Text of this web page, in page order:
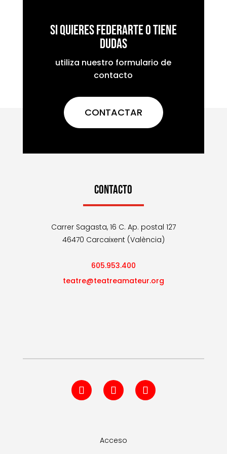
Si quieres federarte o tiene
dudas
utiliza nuestro formulario de
contacto
CONTACTAR
CONTACTO
Carrer Sagasta, 16 C. Ap. postal 127
46470 Carcaixent (València)
605.953.400
teatre@teatreamateur.org
Acceso